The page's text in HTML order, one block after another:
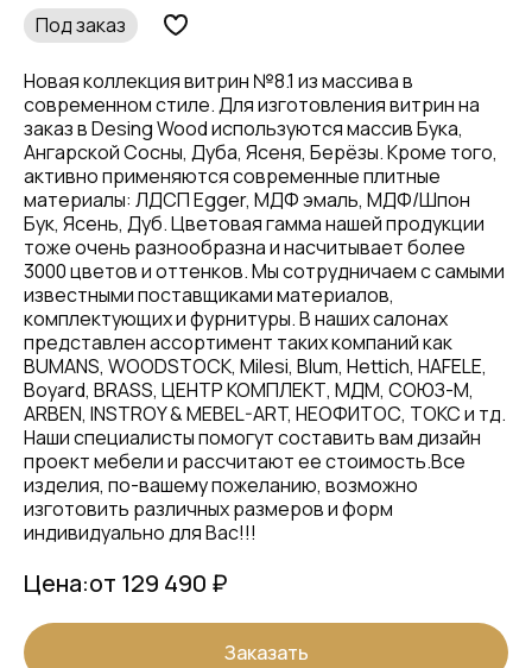
Под заказ
Новая коллекция витрин №8.1 из массива в
современном стиле. Для изготовления витрин на
заказ в Desing Wood используются массив Бука,
Ангарской Сосны, Дуба, Ясеня, Берёзы. Кроме того,
активно применяются современные плитные
материалы: ЛДСП Egger, МДФ эмаль, МДФ/Шпон
Бук, Ясень, Дуб. Цветовая гамма нашей продукции
тоже очень разнообразна и насчитывает более
3000 цветов и оттенков. Мы сотрудничаем с самыми
известными поставщиками материалов,
комплектующих и фурнитуры. В наших салонах
представлен ассортимент таких компаний как
BUMANS, WOODSTOCK, Milesi, Blum, Hettich, HAFELE,
Boyard, BRASS, ЦЕНТР КОМПЛЕКТ, МДМ, СОЮЗ-М,
ARBEN, INSTROY & MEBEL-ART, НЕОФИТОС, ТОКС и тд.
Наши специалисты помогут составить вам дизайн
проект мебели и рассчитают ее стоимость.Все
изделия, по-вашему пожеланию, возможно
изготовить различных размеров и форм
индивидуально для Вас!!!
Цена:от 129 490 ₽
Заказать